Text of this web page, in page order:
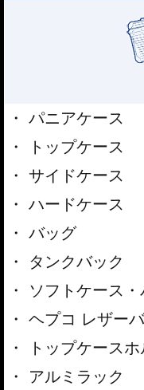
パニアケース
トップケース
サイドケース
ハードケース
バッグ
タンクバック
ソフトケース・
ヘプコ レザー
トップケース
アルミラック